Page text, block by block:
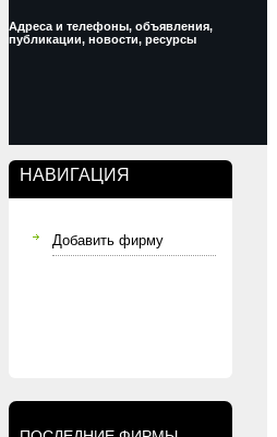
Адреса и телефоны, объявления,
публикации, новости, ресурсы
НАВИГАЦИЯ
Добавить фирму